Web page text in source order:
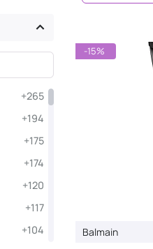
+265
+194
+175
+174
+120
+117
+104
-15%
Balmain